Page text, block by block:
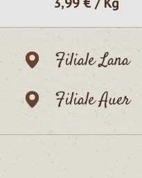
Filiale Lana
Filiale Auer